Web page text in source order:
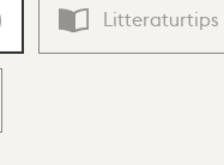
Litteraturtips